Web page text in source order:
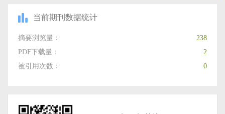
当前期刊数据统计
摘要浏览量：
238
PDF下载量：
2
被引用次数：
0